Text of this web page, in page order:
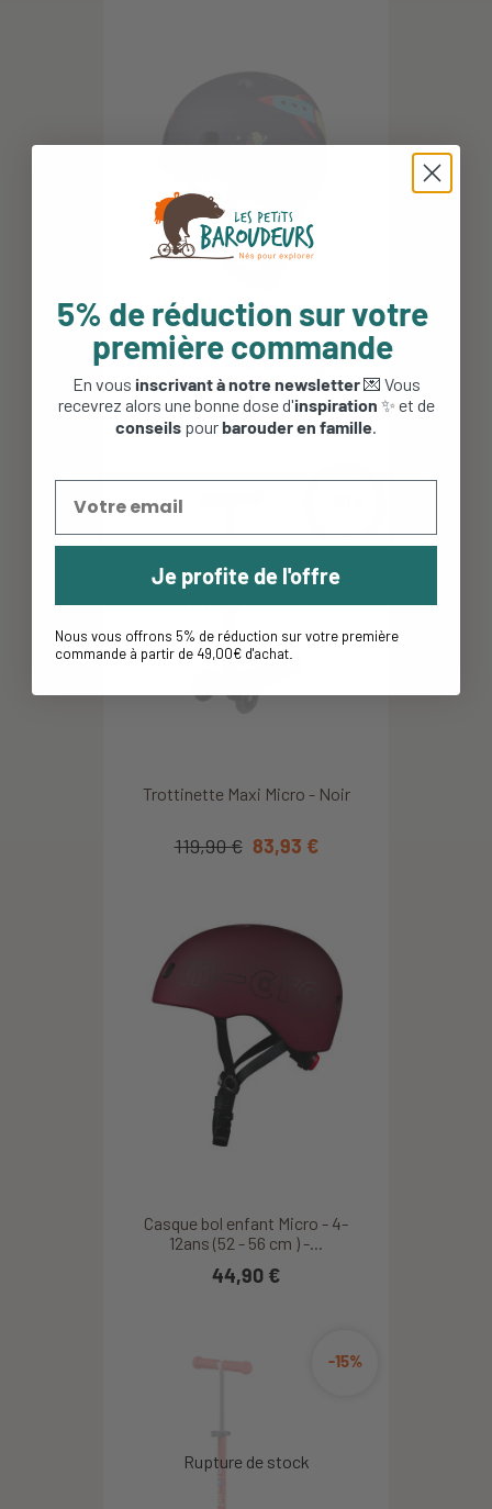
Casque bébé Micro - Jusqu'à 3
ans - (46 - 50 cm ) -...
49,90 €
Trottinette Maxi Micro - Noir
119,90 € 83,93 €
Casque bol enfant Micro - 4-
12ans (52 - 56 cm ) -...
44,90 €
-15%
5% de réduction sur votre
première commande
En vous inscrivant à notre newsletter💌 Vous
recevrez alors une bonne dose d'inspiration ✨ et de
conseils pourbarouder en famille
Je profite de l'offre
Nous vous offrons 5% de réduction sur votre première
commande à partir de 49,00€ d'achat